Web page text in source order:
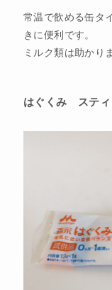
常温で飲める缶タ
きに便利です。
ミルク類は助かり
はぐくみ スティ